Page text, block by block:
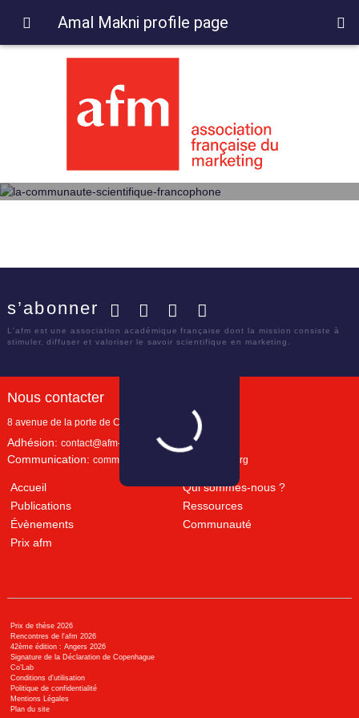
s’abonner
L'afm est une association académique française dont la mission consiste à
stimuler, diffuser et valoriser le savoir scientifique en marketing.
Nous contacter
8 avenue de la porte de Champerret 75017
Adhésion: contact@afm-marketing.org
Communication: communication@afm-marketing.org
Accueil
Qui sommes-nous ?
Publications
Ressources
Évènements
Communauté
Prix afm
Prix de thèse 2026
Rencontres de l'afm 2026
42ème édition : Angers 2026
Signature de la Déclaration de Copenhague
Co’Lab
Conditions d’utilisation
Politique de confidentialité
Mentions Légales
Plan du site
Amal Makni profile page